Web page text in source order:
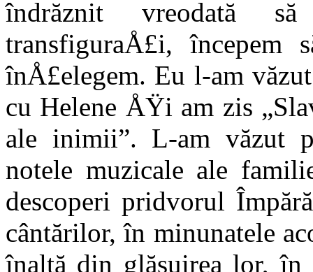
îndrăznit vreodată
transfiguraÅ£i, începem
înÅ£elegem. Eu l-am
cu Helene ÅŸi am zis
ale inimii”. L-am văzut
notele muzicale ale
descoperi pridvo­rul
cântă­rilor, în minunatele
înaltă din glăsuirea lor,